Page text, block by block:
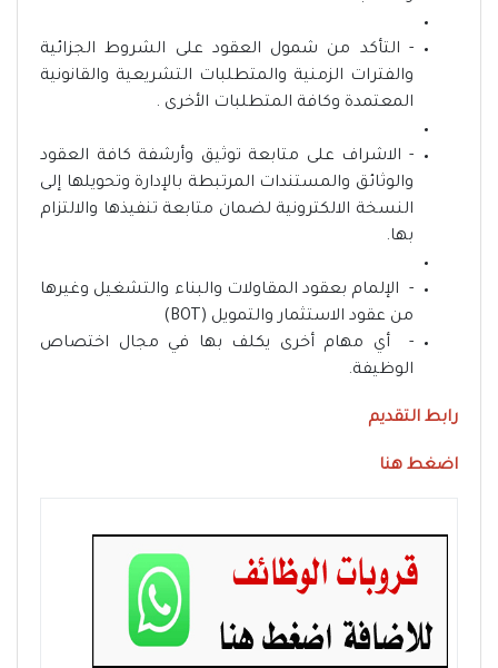
- التأكد من شمول العقود على الشروط الجزائية
والفترات الزمنية والمتطلبات التشريعية والقانونية
المعتمدة وكافة المتطلبات الأخرى .
- الاشراف على متابعة توثيق وأرشفة كافة العقود
والوثائق والمستندات المرتبطة بالإدارة وتحويلها إلى
النسخة الالكترونية لضمان متابعة تنفيذها والالتزام
بها.
- الإلمام بعقود المقاولات والبناء والتشغيل وغيرها
من عقود الاستثمار والتمويل (BOT)
- أي مهام أخرى يكلف بها في مجال اختصاص
الوظيفة.
رابط التقديم
اضغط هنا